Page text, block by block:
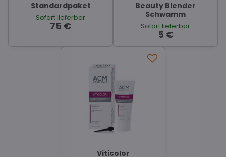
Standardpaket
Sofort lieferbar
75 €
Beauty Blender
Schwamm
Sofort lieferbar
5 €
Viticolor